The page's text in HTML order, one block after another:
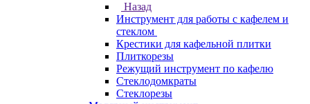
Назад
Инструмент для работы с кафелем и
стеклом
Крестики для кафельной плитки
Плиткорезы
Режущий инструмент по кафелю
Стеклодомкраты
Стеклорезы